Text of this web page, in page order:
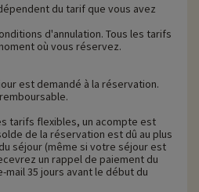
du tarif que vous avez
d'annulation. Tous les tarifs
où vous réservez.
est demandé à la réservation.
tarifs flexibles, un acompte est
de la réservation est dû au plus
séjour (même si votre séjour est
un rappel de paiement du
35 jours avant le début du